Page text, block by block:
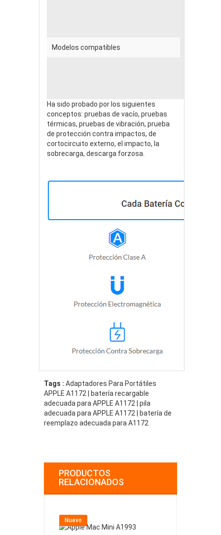
Modelos compatibles
Ha sido probado por los siguientes
conceptos: pruebas de vacío, pruebas
térmicas, pruebas de vibración, prueba
de protección contra impactos, de
cortocircuito externo, el impacto, la
sobrecarga, descarga forzosa.
Tags : Adaptadores Para Portátiles
APPLE A1172 | batería recargable
adecuada para APPLE A1172 | pila
adecuada para APPLE A1172 | batería de
reemplazo adecuada para A1172
PRODUCTOS
RELACIONADOS
Nuevo